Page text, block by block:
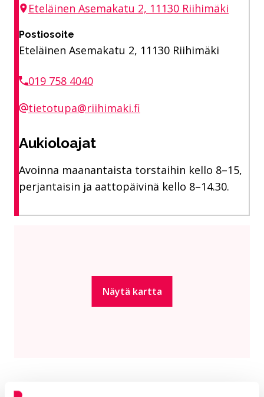
Eteläinen Asemakatu 2, 11130 Riihimäki
Postiosoite
Eteläinen Asemakatu 2, 11130 Riihimäki
019 758 4040
tietotupa@riihimaki.fi
Aukioloajat
Avoinna maanantaista torstaihin kello 8–15,
perjantaisin ja aattopäivinä kello 8–14.30.
Näytä kartta